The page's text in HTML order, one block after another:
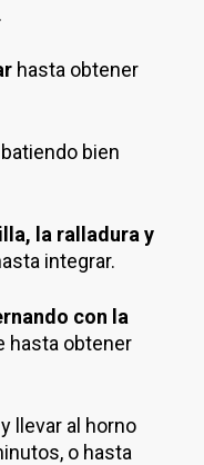
hasta obtener
batiendo bien
la ralladura y
integrar.
con la
hasta obtener
y llevar al horno
o hasta